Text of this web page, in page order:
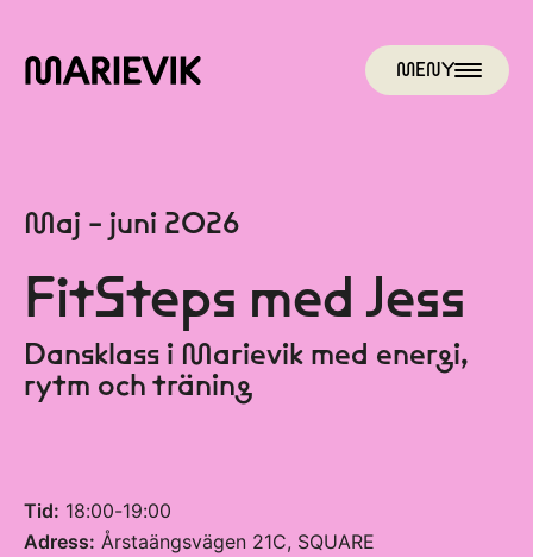
MENY
Maj - juni 2026
FitSteps med Jess
Dansklass i Marievik med energi,
rytm och träning
Tid: 18:00-19:00
Adress: Årstaängsvägen 21C, SQUARE